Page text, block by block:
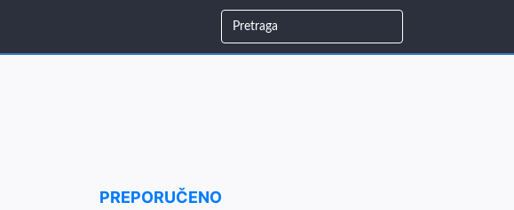
PREPORUČENO